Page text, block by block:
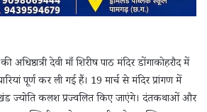
की अधिष्ठात्री देवी माँ शिरीष पाठ मंदिर डोंगाकोहरौद में
पूर्ण कर ली गई हैं। 19 मार्च से मंदिर प्रांगण में
ज्योति कलश प्रज्वलित किए जाएंगे। दंतकथाओं और